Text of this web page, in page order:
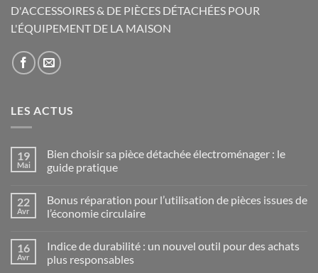
D'ACCESSOIRES & DE PIÈCES DÉTACHÉES POUR
L'ÉQUIPEMENT DE LA MAISON
LES ACTUS
19
Mai
Bien choisir sa pièce détachée électroménager : le
guide pratique
sur
Bien
choisir
détachée
électroménager
22
Avr
Bonus réparation pour l’utilisation de pièces issues de
l’économie circulaire
sur
Bonus
réparation
16
Avr
Indice de durabilité : un nouvel outil pour des achats
plus responsables